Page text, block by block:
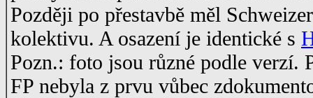
Později po přestavbě měl
kolektivu. A osazení je identické s
Pozn.: foto jsou různé podle verzí.
FP nebyla z prvu vůbec